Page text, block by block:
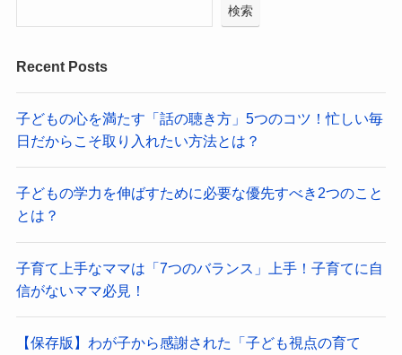
検索
Recent Posts
子どもの心を満たす「話の聴き方」5つのコツ！忙しい毎
日だからこそ取り入れたい方法とは？
子どもの学力を伸ばすために必要な優先すべき2つのこと
とは？
子育て上手なママは「7つのバランス」上手！子育てに自
信がないママ必見！
【保存版】わが子から感謝された「子ども視点の育て